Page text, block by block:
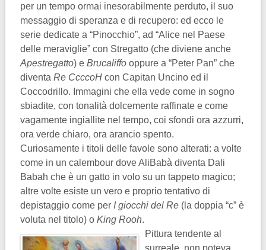
per un tempo ormai inesorabilmente perduto, il suo
messaggio di speranza e di recupero: ed ecco le
serie dedicate a “Pinocchio”, ad “Alice nel Paese
delle meraviglie” con Stregatto (che diviene anche
Apestregatto) e Brucaliffooppure a “Peter Pan” che
diventa Re CcccoHcon Capitan Uncino ed il
Coccodrillo. Immagini che ella vede come in sogno
sbiadite, con tonalità dolcemente raffinate e come
vagamente ingiallite nel tempo, coi sfondi ora azzurri,
ora verde chiaro, ora arancio spento.
Curiosamente i titoli delle favole sono alterati: a volte
come in un calembour dove AliBabà diventa Dali
Babah che è un gatto in volo su un tappeto magico;
altre volte esiste un vero e proprio tentativo di
depistaggio come per I giocchi del Re(la doppia “c” è
voluta nel titolo) o King Rooh.
Pittura tendente al
surreale, non poteva